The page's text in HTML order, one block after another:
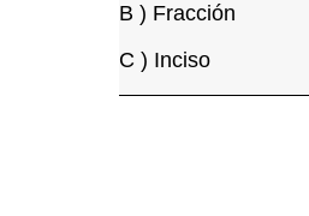
B ) Fracción
C ) Inciso